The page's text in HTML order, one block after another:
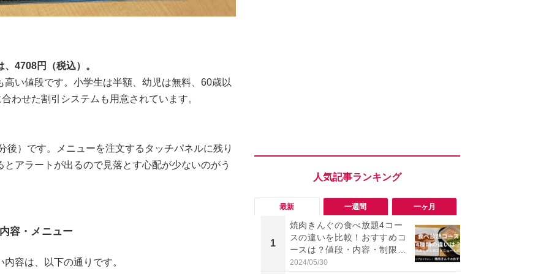
4708円（税込）。
い値段です。小学生は半額、幼児は無料、60歳以
わせた割引システムも用意されています。
）です。メニューを注文するタッチパネルに残り
アラートが出るので見落とす心配が少ないのがう
容・メニュー
容は、以下の通りです。
最新 一週間 一ヶ月
1
焼肉きんぐの食べ放題4コー
スの違いを比較！おすすめコ
ースは？値段・内容・制限時
間を徹底比較
2024/05/30